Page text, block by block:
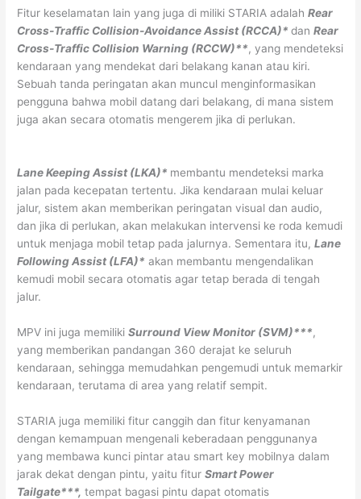
Fitur keselamatan lain yang juga di miliki STARIA adalahRear
Cross-Traffic Collision-Avoidance Assist (RCCA)*danRear
Cross-Traffic Collision Warning (RCCW)**, yang mendeteksi
kendaraan yang mendekat dari belakang kanan atau kiri.
Sebuah tanda peringatan akan muncul menginformasikan
pengguna bahwa mobil datang dari belakang, di mana sistem
juga akan secara otomatis mengerem jika di perlukan.
Lane Keeping Assist (LKA)* membantu mendeteksi marka
jalan pada kecepatan tertentu. Jika kendaraan mulai keluar
jalur, sistem akan memberikan peringatan visual dan audio,
dan jika di perlukan, akan melakukan intervensi ke roda kemudi
untuk menjaga mobil tetap pada jalurnya. Sementara itu,Lane
Following Assist (LFA)* akan membantu mengendalikan
kemudi mobil secara otomatis agar tetap berada di tengah
jalur.
MPV ini juga memilikiSurround View Monitor (SVM)***,
yang memberikan pandangan 360 derajat ke seluruh
kendaraan, sehingga memudahkan pengemudi untuk memarkir
kendaraan, terutama di area yang relatif sempit.
STARIA juga memiliki fitur canggih dan fitur kenyamanan
dengan kemampuan mengenali keberadaan penggunanya
yang membawa kunci pintar atau smart key mobilnya dalam
jarak dekat dengan pintu, yaitu fiturSmart Power
Tailgate***, tempat bagasi pintu dapat otomatis